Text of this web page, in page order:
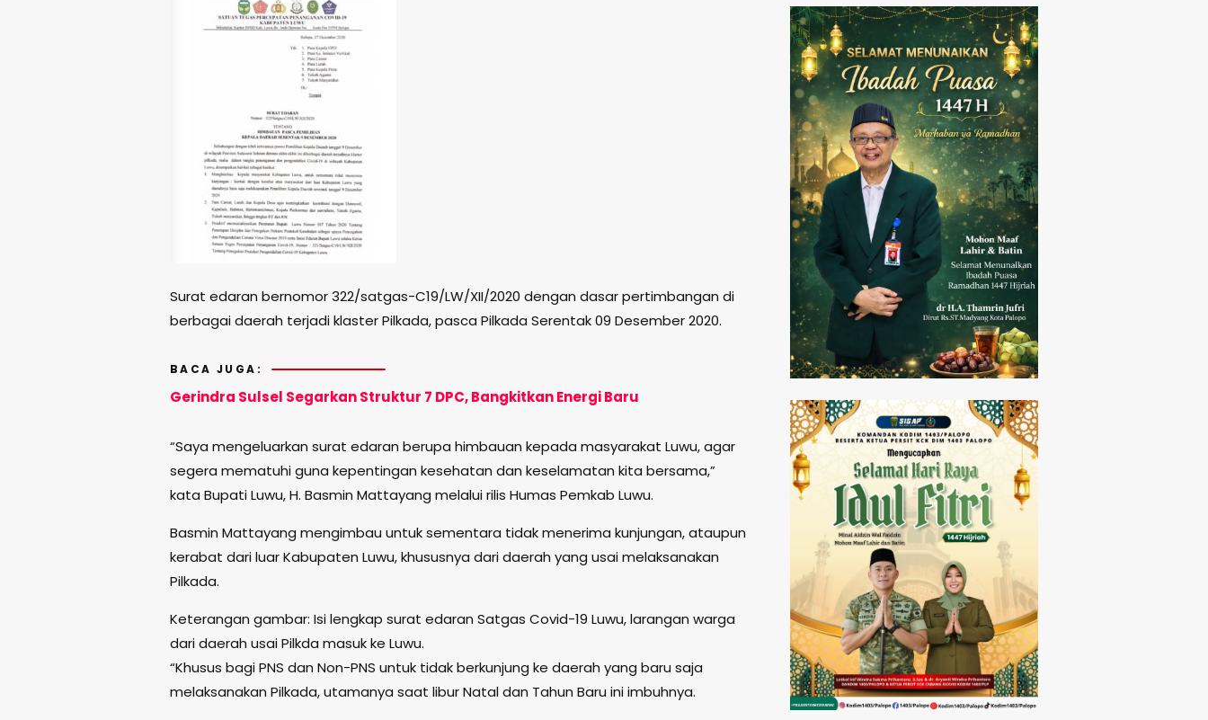
Surat edaran bernomor 322/satgas-C19/LW/XII/2020 dengan dasar pertimbangan di
berbagai daerah terjadi klaster Pilkada, pasca Pilkada Serentak 09 Desember 2020.
BACA JUGA:
Gerindra Sulsel Segarkan Struktur 7 DPC, Bangkitkan Energi Baru
“Saya mengeluarkan surat edaran berupa himbauan kepada masyarakat Luwu, agar
segera mematuhi guna kepentingan kesehatan dan keselamatan kita bersama,”
kata Bupati Luwu, H. Basmin Mattayang melalui rilis Humas Pemkab Luwu.
Basmin Mattayang mengimbau untuk sementara tidak menerima kunjungan, ataupun
kerabat dari luar Kabupaten Luwu, khususnya dari daerah yang usai melaksanakan
Pilkada.
Keterangan gambar: Isi lengkap surat edaran Satgas Covid-19 Luwu, larangan warga
dari daerah usai Pilkda masuk ke Luwu.
“Khusus bagi PNS dan Non-PNS untuk tidak berkunjung ke daerah yang baru saja
melaksanakan Pilkada, utamanya saat libur Natal dan Tahun Baru ini imbuhnya.